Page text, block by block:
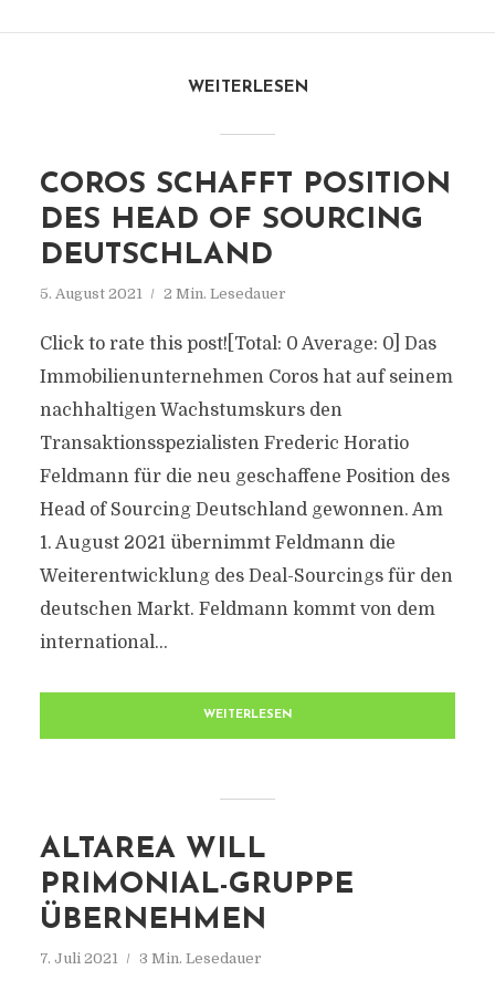
WEITERLESEN
COROS SCHAFFT POSITION
DES HEAD OF SOURCING
DEUTSCHLAND
5. August 2021 2 Min. Lesedauer
Click to rate this post![Total: 0 Average: 0] Das
Immobilienunternehmen Coros hat auf seinem
nachhaltigen Wachstumskurs den
Transaktionsspezialisten Frederic Horatio
Feldmann für die neu geschaffene Position des
Head of Sourcing Deutschland gewonnen. Am
1. August 2021 übernimmt Feldmann die
Weiterentwicklung des Deal-Sourcings für den
deutschen Markt. Feldmann kommt von dem
international...
WEITERLESEN
ALTAREA WILL
PRIMONIAL-GRUPPE
ÜBERNEHMEN
7. Juli 2021 3 Min. Lesedauer